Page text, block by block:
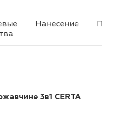
Нанесение
3в1 CERTA